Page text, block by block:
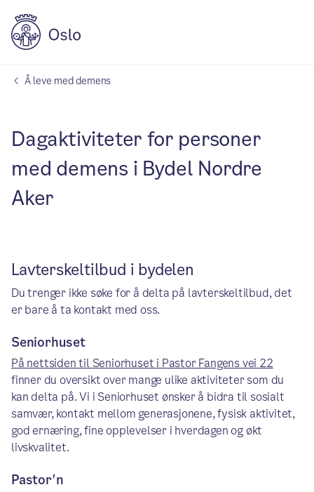
Å leve med demens
Dagaktiviteter for personer
med demens i Bydel Nordre
Aker
Lavterskeltilbud i bydelen
Du trenger ikke søke for å delta på lavterskeltilbud, det
er bare å ta kontakt med oss.
Seniorhuset
På nettsiden til Seniorhuset i Pastor Fangens vei 22
finner du oversikt over mange ulike aktiviteter som du
kan delta på. Vi i Seniorhuset ønsker å bidra til sosialt
samvær, kontakt mellom generasjonene, fysisk aktivitet,
god ernæring, fine opplevelser i hverdagen og økt
livskvalitet.
Pastor'n